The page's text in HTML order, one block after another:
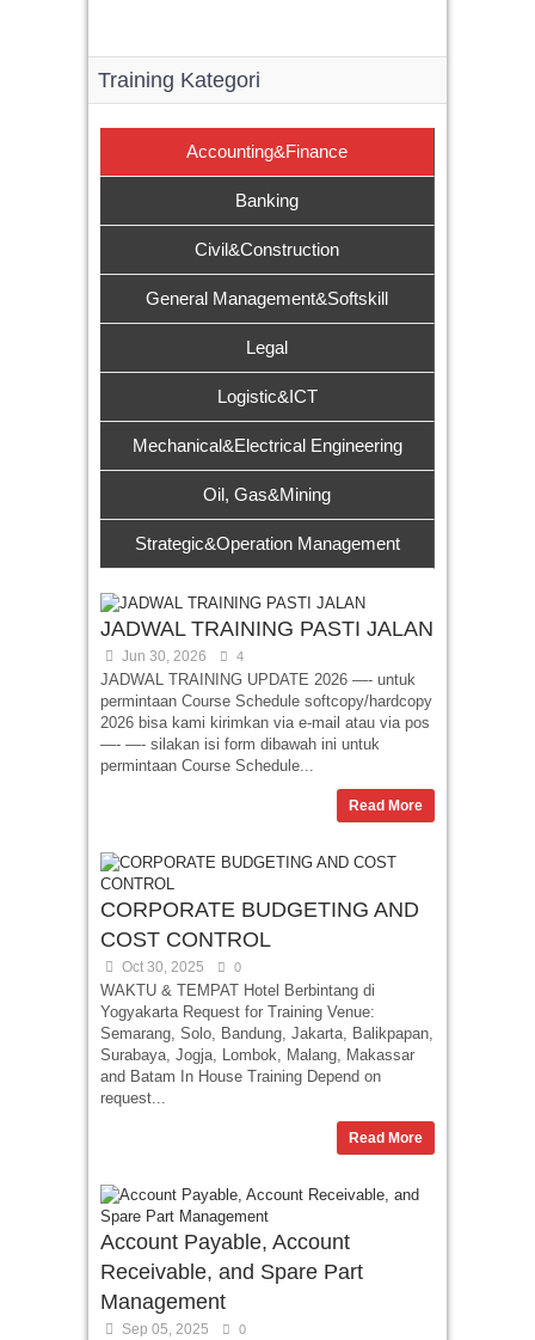
Training Kategori
Accounting&Finance
Banking
Civil&Construction
General Management&Softskill
Legal
Logistic&ICT
Mechanical&Electrical Engineering
Oil, Gas&Mining
Strategic&Operation Management
JADWAL TRAINING PASTI JALAN
Jun 30, 2026 4
JADWAL TRAINING UPDATE 2026 —- untuk
permintaan Course Schedule softcopy/hardcopy
2026 bisa kami kirimkan via e-mail atau via pos
—- —- silakan isi form dibawah ini untuk
permintaan Course Schedule...
Read More
CORPORATE BUDGETING AND
COST CONTROL
Oct 30, 2025 0
WAKTU & TEMPAT Hotel Berbintang di
Yogyakarta Request for Training Venue:
Semarang, Solo, Bandung, Jakarta, Balikpapan,
Surabaya, Jogja, Lombok, Malang, Makassar
and Batam In House Training Depend on
request...
Read More
Account Payable, Account
Receivable, and Spare Part
Management
Sep 05, 2025 0